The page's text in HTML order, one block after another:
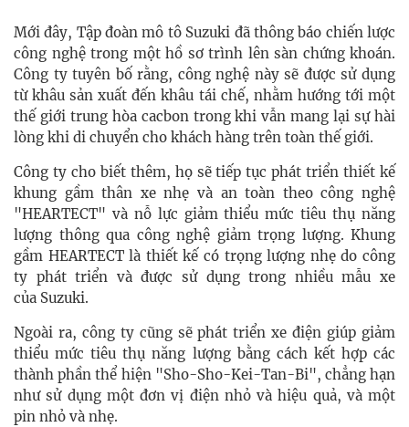
Mới đây, Tập đoàn mô tô Suzuki đã thông báo chiến lược
công nghệ trong một hồ sơ trình lên sàn chứng khoán.
Công ty tuyên bố rằng, công nghệ này sẽ được sử dụng
từ khâu sản xuất đến khâu tái chế, nhằm hướng tới một
thế giới trung hòa cacbon trong khi vẫn mang lại sự hài
lòng khi di chuyển cho khách hàng trên toàn thế giới.
Công ty cho biết thêm, họ sẽ tiếp tục phát triển thiết kế
khung gầm thân xe nhẹ và an toàn theo công nghệ
"HEARTECT" và nỗ lực giảm thiểu mức tiêu thụ năng
lượng thông qua công nghệ giảm trọng lượng. Khung
gầm HEARTECT là thiết kế có trọng lượng nhẹ do công
ty phát triển và được sử dụng trong nhiều mẫu xe
của Suzuki.
Ngoài ra, công ty cũng sẽ phát triển xe điện giúp giảm
thiểu mức tiêu thụ năng lượng bằng cách kết hợp các
thành phần thể hiện "Sho-Sho-Kei-Tan-Bi", chẳng hạn
như sử dụng một đơn vị điện nhỏ và hiệu quả, và một
pin nhỏ và nhẹ.